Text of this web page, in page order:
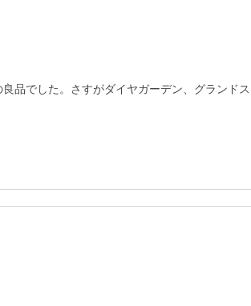
品でした。さすがダイヤガーデン、グランド